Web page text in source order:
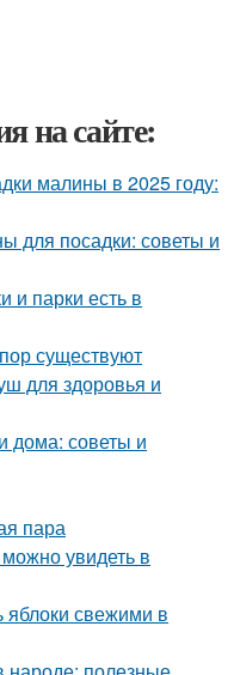
на сайте:
малины в 2025 году:
для посадки: советы и
и парки есть в
существуют
для здоровья и
дома: советы и
пара
увидеть в
яблоки свежими в